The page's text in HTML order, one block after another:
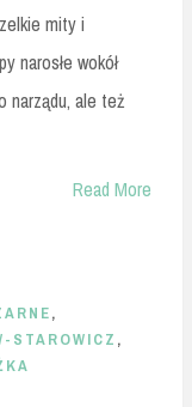
mity i
narosłe wokół
narządu, ale też
Read More
,
STAROWICZ ,